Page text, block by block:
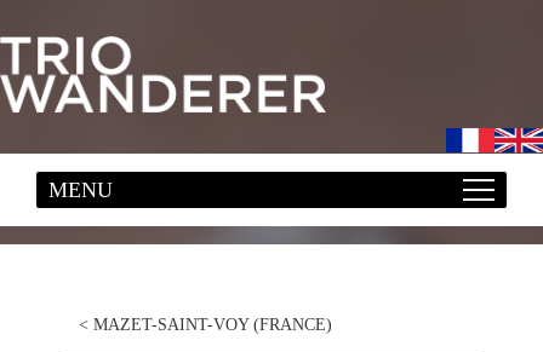
< MAZET-SAINT-VOY (FRANCE)